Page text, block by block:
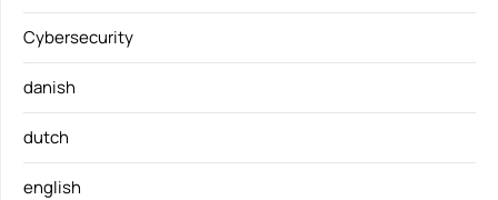
Cybersecurity
danish
dutch
english